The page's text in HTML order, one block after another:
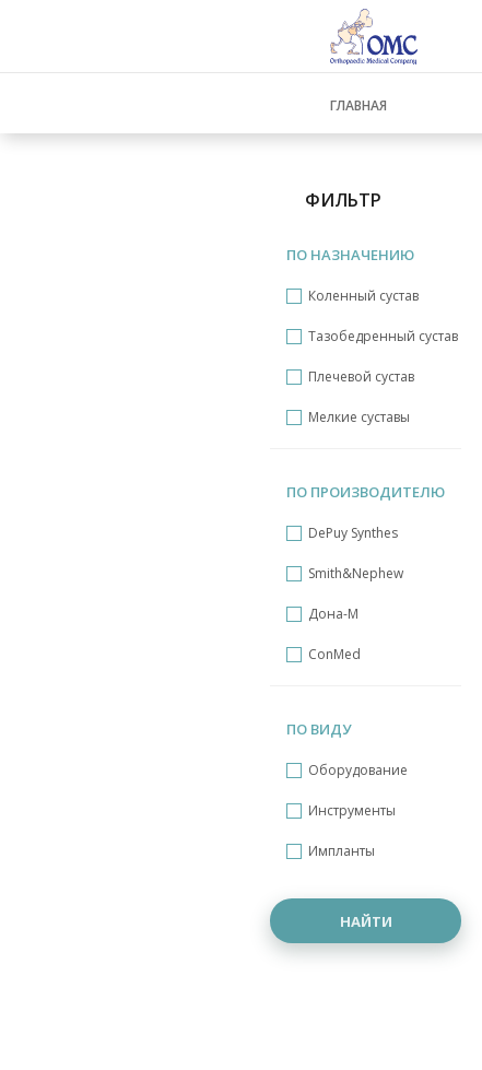
ГЛАВНАЯ
ФИЛЬТР
ПО НАЗНАЧЕНИЮ
Коленный сустав
Тазобедренный сустав
Плечевой сустав
Мелкие суставы
ПО ПРОИЗВОДИТЕЛЮ
DePuy Synthes
Smith&Nephew
Дона-М
ConMed
ПО ВИДУ
Оборудование
Инструменты
Импланты
НАЙТИ